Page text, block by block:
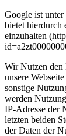
Google ist
bietet hierdurch
einzuhalten
Wir Nutzen den
unsere
sonstige
werden
IP-Adresse der
letzten beiden
der Daten der